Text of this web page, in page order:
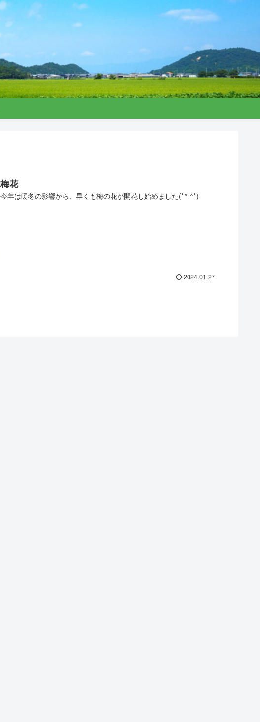
梅花
今年は暖冬の影響から、早くも梅の花が開花し始めました(*^-^*)
2024.01.27